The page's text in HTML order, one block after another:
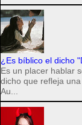
¿Es bíblico el dicho
Es un placer hablar
dicho que refleja
Au...